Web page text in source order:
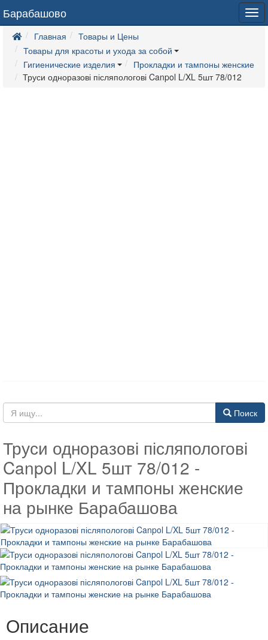
Барабашово
Главная
Товары и Цены
Товары для красоты и ухода за собой
Гигиенические изделия
Прокладки и тампоны женские
Труси одноразові післяпологові Canpol L/XL 5шт 78/012
Поиск
Труси одноразові післяпологові
Canpol L/XL 5шт 78/012 -
Прокладки и тампоны женские
на рынке Барабашова
Описание